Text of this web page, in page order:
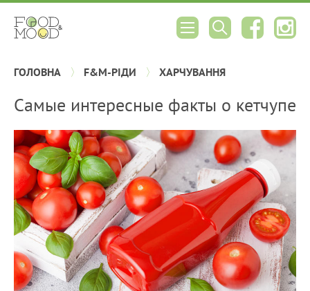
ГОЛОВНА F&M-РІДИ ХАРЧУВАННЯ
Самые интересные факты о кетчупе